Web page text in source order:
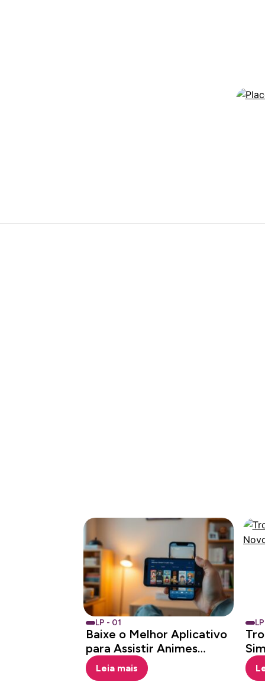
LP - 01
Baixe o Melhor Aplicativo
para Assistir Animes
Grátis pelo Celular
Leia mais